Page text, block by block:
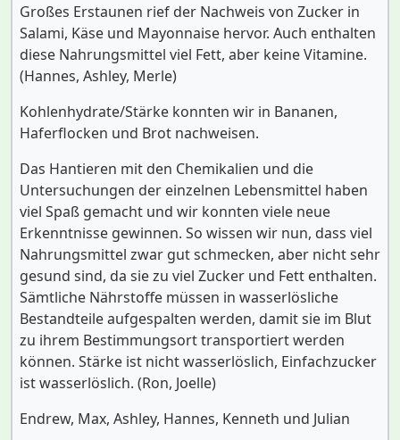
Großes Erstaunen rief der Nachweis von Zucker in
Salami, Käse und Mayonnaise hervor. Auch enthalten
diese Nahrungsmittel viel Fett, aber keine Vitamine.
(Hannes, Ashley, Merle)
Kohlenhydrate/Stärke konnten wir in Bananen,
Haferflocken und Brot nachweisen.
Das Hantieren mit den Chemikalien und die
Untersuchungen der einzelnen Lebensmittel haben
viel Spaß gemacht und wir konnten viele neue
Erkenntnisse gewinnen. So wissen wir nun, dass viel
Nahrungsmittel zwar gut schmecken, aber nicht sehr
gesund sind, da sie zu viel Zucker und Fett enthalten.
Sämtliche Nährstoffe müssen in wasserlösliche
Bestandteile aufgespalten werden, damit sie im Blut
zu ihrem Bestimmungsort transportiert werden
können. Stärke ist nicht wasserlöslich, Einfachzucker
ist wasserlöslich. (Ron, Joelle)
Endrew, Max, Ashley, Hannes, Kenneth und Julian